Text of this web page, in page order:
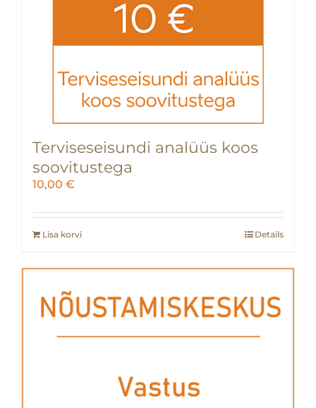
Terviseseisundi analüüs koos
soovitustega
10,00 €
Lisa korvi Details